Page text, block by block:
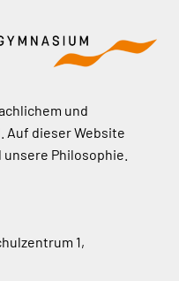
und
dieser Website
Philosophie.
1,